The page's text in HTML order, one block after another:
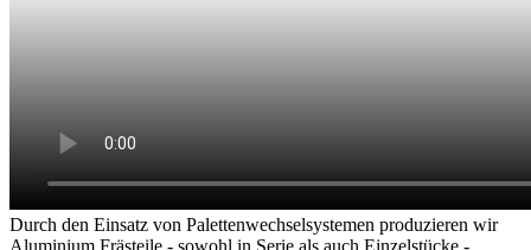
Durch den Einsatz von Palettenwechselsystemen produzieren wir
Aluminium Frästeile - sowohl in Serie als auch Einzelstücke -